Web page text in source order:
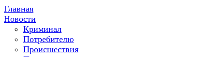
Главная
Новости
Криминал
Потребителю
Происшествия